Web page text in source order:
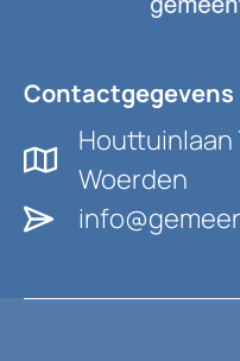
Contactgegevens
Houttuinlaan
Woerden